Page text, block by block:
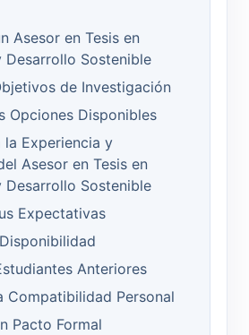
Asesor en Tesis en
Desarrollo Sostenible
de Investigación
Opciones Disponibles
la Experiencia y
Asesor en Tesis en
Desarrollo Sostenible
Expectativas
Anteriores
Compatibilidad Personal
Pacto Formal